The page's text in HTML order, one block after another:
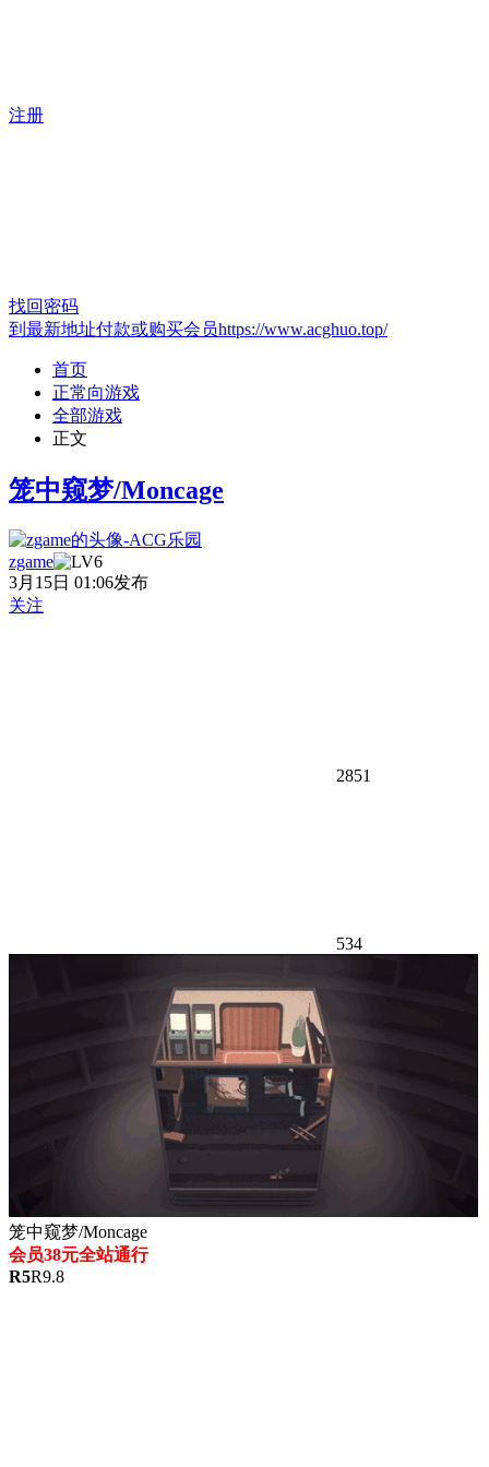
注册
找回密码
到最新地址付款或购买会员https://www.acghuo.top/
首页
正常向游戏
全部游戏
正文
笼中窥梦/Moncage
zgame
3月15日 01:06发布
关注
2851
534
笼中窥梦/Moncage
会员38元全站通行
R5R9.8